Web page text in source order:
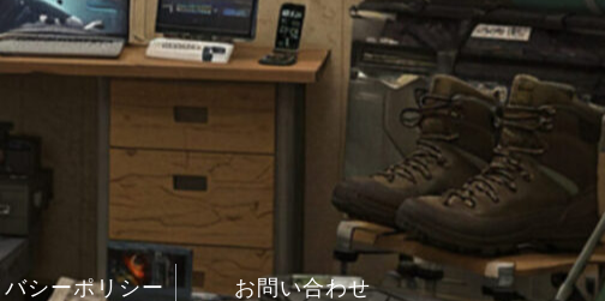
シーポリシー お問い合わせ